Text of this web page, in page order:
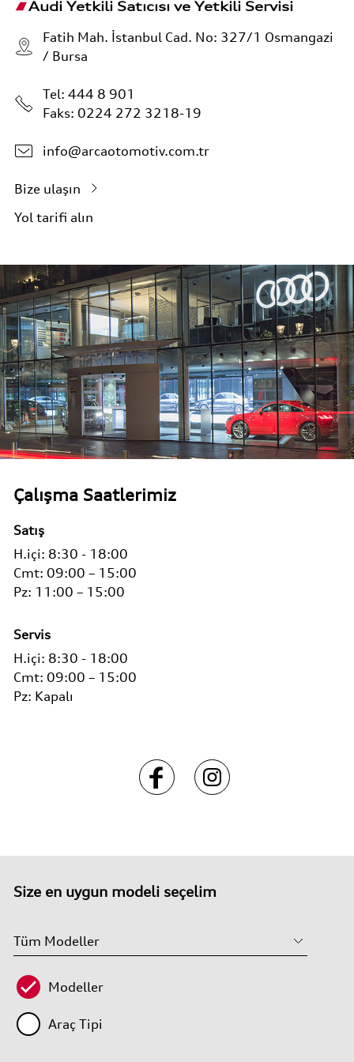
Audi Yetkili Satıcısı ve Yetkili Servisi
Fatih Mah. İstanbul Cad. No: 327/1 Osmangazi
/ Bursa
Tel: 444 8 901
Faks: 0224 272 3218-19
info@arcaotomotiv.com.tr
Bize ulaşın
Yol tarifi alın
Çalışma Saatlerimiz
Satış
H.içi: 8:30 - 18:00
Cmt: 09:00 – 15:00
Pz: 11:00 – 15:00
Servis
H.içi: 8:30 - 18:00
Cmt: 09:00 – 15:00
Pz: Kapalı
Size en uygun modeli seçelim
Modeller
Araç Tipi